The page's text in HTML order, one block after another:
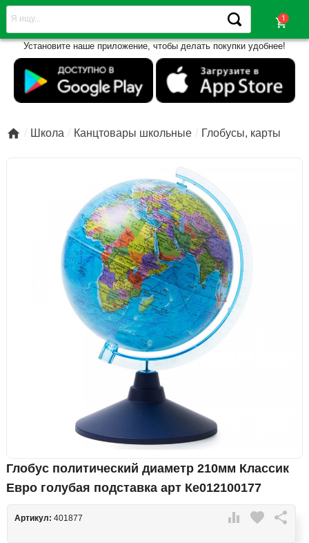
shopping_cart
Установите наше приложение, чтобы делать покупки удобнее!
 Школа Канцтовары школьные Глобусы, карты
Глобус политический диаметр 210мм Классик
Евро голубая подставка арт Ке012100177
 favorite 
Артикул: 401877